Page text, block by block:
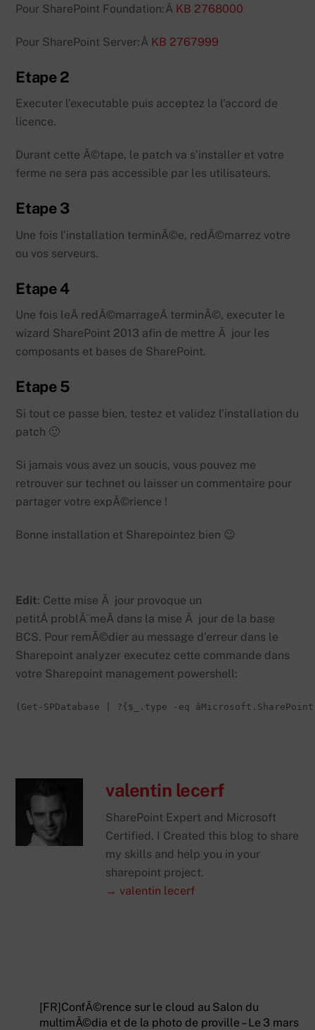
Pour SharePoint Foundation:Â KB 2768000
Pour SharePoint Server:Â KB 2767999
Etape 2
Executer l’executable puis acceptez la l’accord de
licence.
Durant cette Ã©tape, le patch va s’installer et votre
ferme ne sera pas accessible par les utilisateurs.
Etape 3
Une fois l’installation terminÃ©e, redÃ©marrez votre
ou vos serveurs.
Etape 4
Une fois leÂ redÃ©marrageÂ terminÃ©, executer le
wizard SharePoint 2013 afin de mettre Ã jour les
composants et bases de SharePoint.
Etape 5
Si tout ce passe bien, testez et validez l’installation du
patch 🙂
Si jamais vous avez un soucis, vous pouvez me
retrouver sur technet ou laisser un commentaire pour
partager votre expÃ©rience !
Bonne installation et Sharepointez bien 😉
Edit: Cette mise Ã jour provoque un
petitÂ problÃ¨meÂ dans la mise Ã jour de la base
BCS. Pour remÃ©dier au message d’erreur dans le
Sharepoint analyzer executez cette commande dans
votre Sharepoint management powershell:
(Get-SPDatabase | ?{$_.type -eq
valentin lecerf
SharePoint Expert and Microsoft
Certified. I Created this blog to share
my skills and help you in your
sharepoint project.
→ valentin lecerf
[FR]ConfÃ©rence sur le cloud au Salon du
multimÃ©dia et de la photo de proville – Le 3 mars